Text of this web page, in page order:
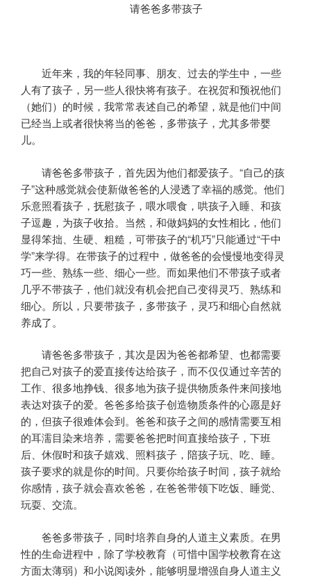
请爸爸多带孩子
近年来，我的年轻同事、朋友、过去的学生中，一些
人有了孩子，另一些人很快将有孩子。在祝贺和预祝他们
（她们）的时候，我常常表述自己的希望，就是他们中间
已经当上或者很快将当的爸爸，多带孩子，尤其多带婴
儿。
请爸爸多带孩子，首先因为他们都爱孩子。“自己的孩
子”这种感觉就会使新做爸爸的人浸透了幸福的感觉。他们
乐意照看孩子，抚慰孩子，喂水喂食，哄孩子入睡、和孩
子逗趣，为孩子收拾。当然，和做妈妈的女性相比，他们
显得笨拙、生硬、粗糙，可带孩子的“机巧”只能通过“干中
学”来学得。在带孩子的过程中，做爸爸的会慢慢地变得灵
巧一些、熟练一些、细心一些。而如果他们不带孩子或者
几乎不带孩子，他们就没有机会把自己变得灵巧、熟练和
细心。所以，只要带孩子，多带孩子，灵巧和细心自然就
养成了。
请爸爸多带孩子，其次是因为爸爸都希望、也都需要
把自己对孩子的爱直接传达给孩子，而不仅仅通过辛苦的
工作、很多地挣钱、很多地为孩子提供物质条件来间接地
表达对孩子的爱。爸爸多给孩子创造物质条件的心愿是好
的，但孩子很难体会到。爸爸和孩子之间的感情需要互相
的耳濡目染来培养，需要爸爸把时间直接给孩子，下班
后、休假时和孩子嬉戏、照料孩子，陪孩子玩、吃、睡。
孩子要求的就是你的时间。只要你给孩子时间，孩子就给
你感情，孩子就会喜欢爸爸，在爸爸带领下吃饭、睡觉、
玩耍、交流。
爸爸多带孩子，同时培养自身的人道主义素质。在男
性的生命进程中，除了学校教育（可惜中国学校教育在这
方面太薄弱）和小说阅读外，能够明显增强自身人道主义